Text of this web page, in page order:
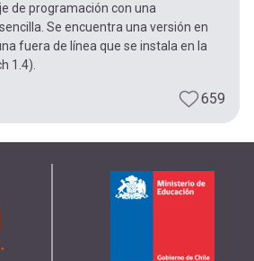
de programación con una
Se encuentra una versión en
fuera de línea que se instala en la
1.4).
659